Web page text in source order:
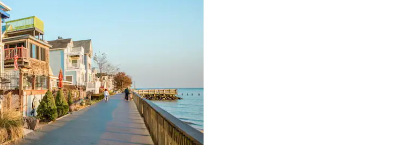
para cima e para baixo do teclado ou tocando e deslizando o dedo na tela.